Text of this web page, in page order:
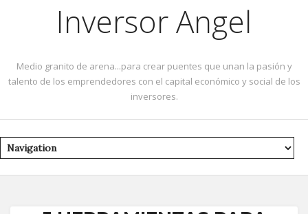
Inversor Angel
Medio granito de arena...para crear puentes que unan la pasión y
talento de los emprendedores con el capital económico y social de los
inversores.